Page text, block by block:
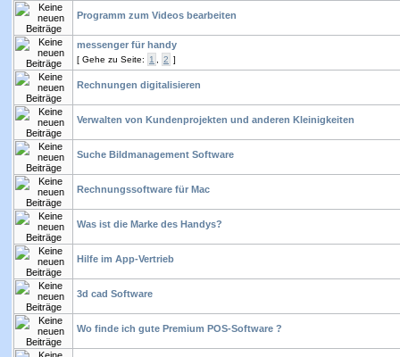
Programm zum Videos bearbeiten
messenger für handy
[ Gehe zu Seite: 1 2 ]
Rechnungen digitalisieren
Verwalten von Kundenprojekten und anderen Kleinigkeiten
Suche Bildmanagement Software
Rechnungssoftware für Mac
Was ist die Marke des Handys?
Hilfe im App-Vertrieb
3d cad Software
Wo finde ich gute Premium POS-Software ?